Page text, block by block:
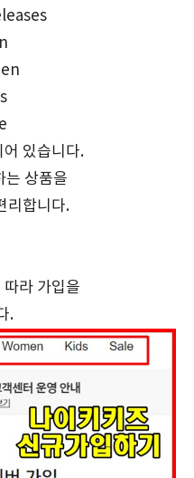
어 있습니다.
는 상품을
리합니다.
라 가입을
.